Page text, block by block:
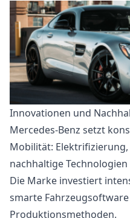
Innovationen und
Mercedes-Benz setzt
Mobilität:
nachhaltige
Die Marke investiert
smarte
Produktionsmethoden.